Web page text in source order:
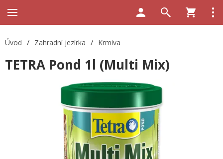
Úvod / Zahradní jezírka / Krmiva
TETRA Pond 1l (Multi Mix)